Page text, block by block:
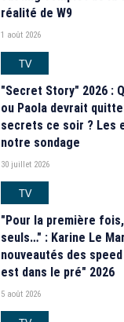
réalité de W9
1 août 2026
TV
"Secret Story" 2026 :
ou Paola devrait
secrets ce soir ? Les
notre sondage
30 juillet 2026
TV
"Pour la première
seuls…" : Karine Le
nouveautés des
est dans le pré" 2026
5 août 2026